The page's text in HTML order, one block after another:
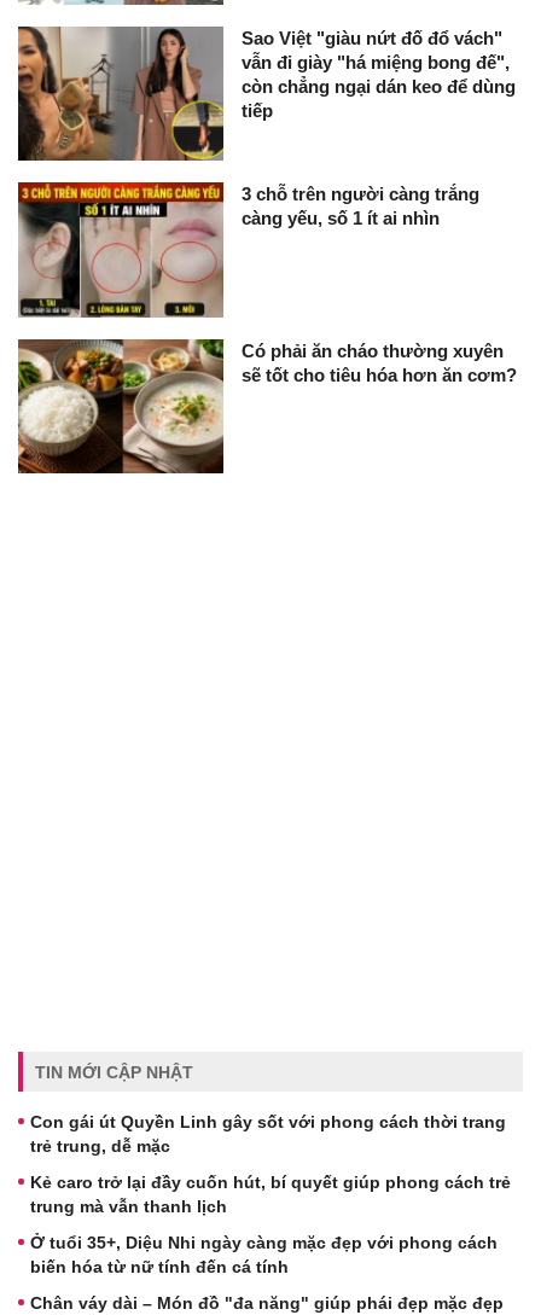
Sao Việt "giàu nứt đố đổ vách"
vẫn đi giày "há miệng bong đế",
còn chẳng ngại dán keo để dùng
tiếp
3 chỗ trên người càng trắng
càng yếu, số 1 ít ai nhìn
Có phải ăn cháo thường xuyên
sẽ tốt cho tiêu hóa hơn ăn cơm?
TIN MỚI CẬP NHẬT
Con gái út Quyền Linh gây sốt với phong cách thời trang
trẻ trung, dễ mặc
Kẻ caro trở lại đầy cuốn hút, bí quyết giúp phong cách trẻ
trung mà vẫn thanh lịch
Ở tuổi 35+, Diệu Nhi ngày càng mặc đẹp với phong cách
biến hóa từ nữ tính đến cá tính
Chân váy dài – Món đồ "đa năng" giúp phái đẹp mặc đẹp